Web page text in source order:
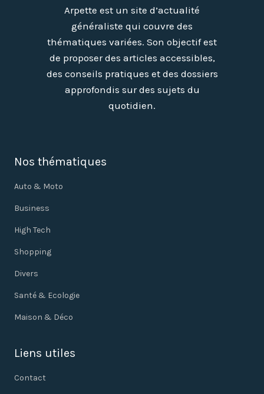
Arpette est un site d’actualité
généraliste qui couvre des
thématiques variées. Son objectif est
de proposer des articles accessibles,
des conseils pratiques et des dossiers
approfondis sur des sujets du
quotidien.
Nos thématiques
Auto & Moto
Business
High Tech
Shopping
Divers
Santé & Ecologie
Maison & Déco
Liens utiles
Contact